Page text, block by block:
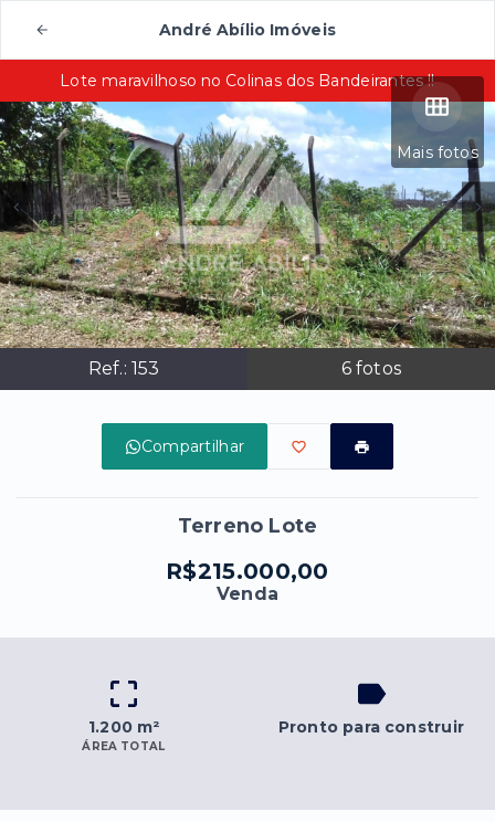
André Abílio Imóveis
Mais fotos
Ref.: 153 6 fotos
Lote maravilhoso no Colinas dos Bandeirantes !!
Compartilhar
Terreno Lote
R$215.000,00
Venda
1.200 m²
ÁREA TOTAL
Pronto para construir